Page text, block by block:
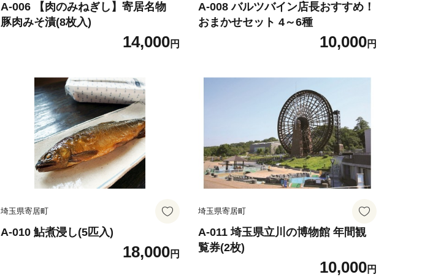
A-006 【肉のみねぎし】寄居名物
豚肉みそ漬(8枚入)
14,000円
A-008 バルツバイン店長おすすめ！
おまかせセット 4～6種
10,000円
埼玉県寄居町
A-010 鮎煮浸し(5匹入)
18,000円
埼玉県寄居町
A-011 埼玉県立川の博物館 年間観
覧券(2枚)
10,000円